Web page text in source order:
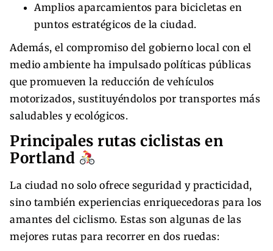
Amplios aparcamientos para bicicletas en
puntos estratégicos de la ciudad.
Además, el compromiso del gobierno local con el
medio ambiente ha impulsado políticas públicas
que promueven la reducción de vehículos
motorizados, sustituyéndolos por transportes más
saludables y ecológicos.
Principales rutas ciclistas en
Portland
La ciudad no solo ofrece seguridad y practicidad,
sino también experiencias enriquecedoras para los
amantes del ciclismo. Estas son algunas de las
mejores rutas para recorrer en dos ruedas: